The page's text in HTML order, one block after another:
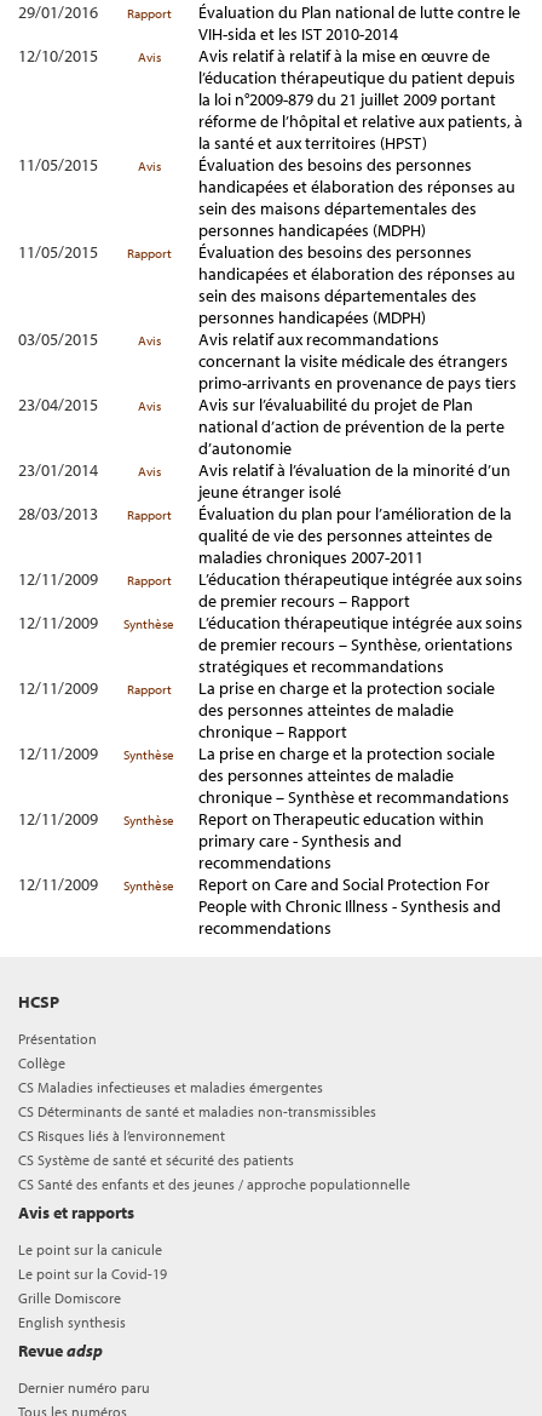
29/01/2016
Rapport
Évaluation du Plan national de lutte contre le
VIH-sida et les IST 2010-2014
12/10/2015
Avis
Avis relatif à relatif à la mise en œuvre de
l’éducation thérapeutique du patient depuis
la loi n°2009-879 du 21 juillet 2009 portant
réforme de l’hôpital et relative aux patients, à
la santé et aux territoires (HPST)
11/05/2015
Avis
Évaluation des besoins des personnes
handicapées et élaboration des réponses au
sein des maisons départementales des
personnes handicapées (MDPH)
11/05/2015
Rapport
Évaluation des besoins des personnes
handicapées et élaboration des réponses au
sein des maisons départementales des
personnes handicapées (MDPH)
03/05/2015
Avis
Avis relatif aux recommandations
concernant la visite médicale des étrangers
primo-arrivants en provenance de pays tiers
23/04/2015
Avis
Avis sur l’évaluabilité du projet de Plan
national d’action de prévention de la perte
d’autonomie
23/01/2014
Avis
Avis relatif à l’évaluation de la minorité d’un
jeune étranger isolé
28/03/2013
Rapport
Évaluation du plan pour l’amélioration de la
qualité de vie des personnes atteintes de
maladies chroniques 2007-2011
12/11/2009
Rapport
L’éducation thérapeutique intégrée aux soins
de premier recours – Rapport
12/11/2009
Synthèse
L’éducation thérapeutique intégrée aux soins
de premier recours – Synthèse, orientations
stratégiques et recommandations
12/11/2009
Rapport
La prise en charge et la protection sociale
des personnes atteintes de maladie
chronique – Rapport
12/11/2009
Synthèse
La prise en charge et la protection sociale
des personnes atteintes de maladie
chronique – Synthèse et recommandations
12/11/2009
Synthèse
Report on Therapeutic education within
primary care - Synthesis and
recommendations
12/11/2009
Synthèse
Report on Care and Social Protection For
People with Chronic Illness - Synthesis and
recommendations
HCSP
Présentation
Collège
CS Maladies infectieuses et maladies émergentes
CS Déterminants de santé et maladies non-transmissibles
CS Risques liés à l’environnement
CS Système de santé et sécurité des patients
CS Santé des enfants et des jeunes / approche populationnelle
Avis et rapports
Le point sur la canicule
Le point sur la Covid-19
Grille Domiscore
English synthesis
Revueadsp
Dernier numéro paru
Tous les numéros